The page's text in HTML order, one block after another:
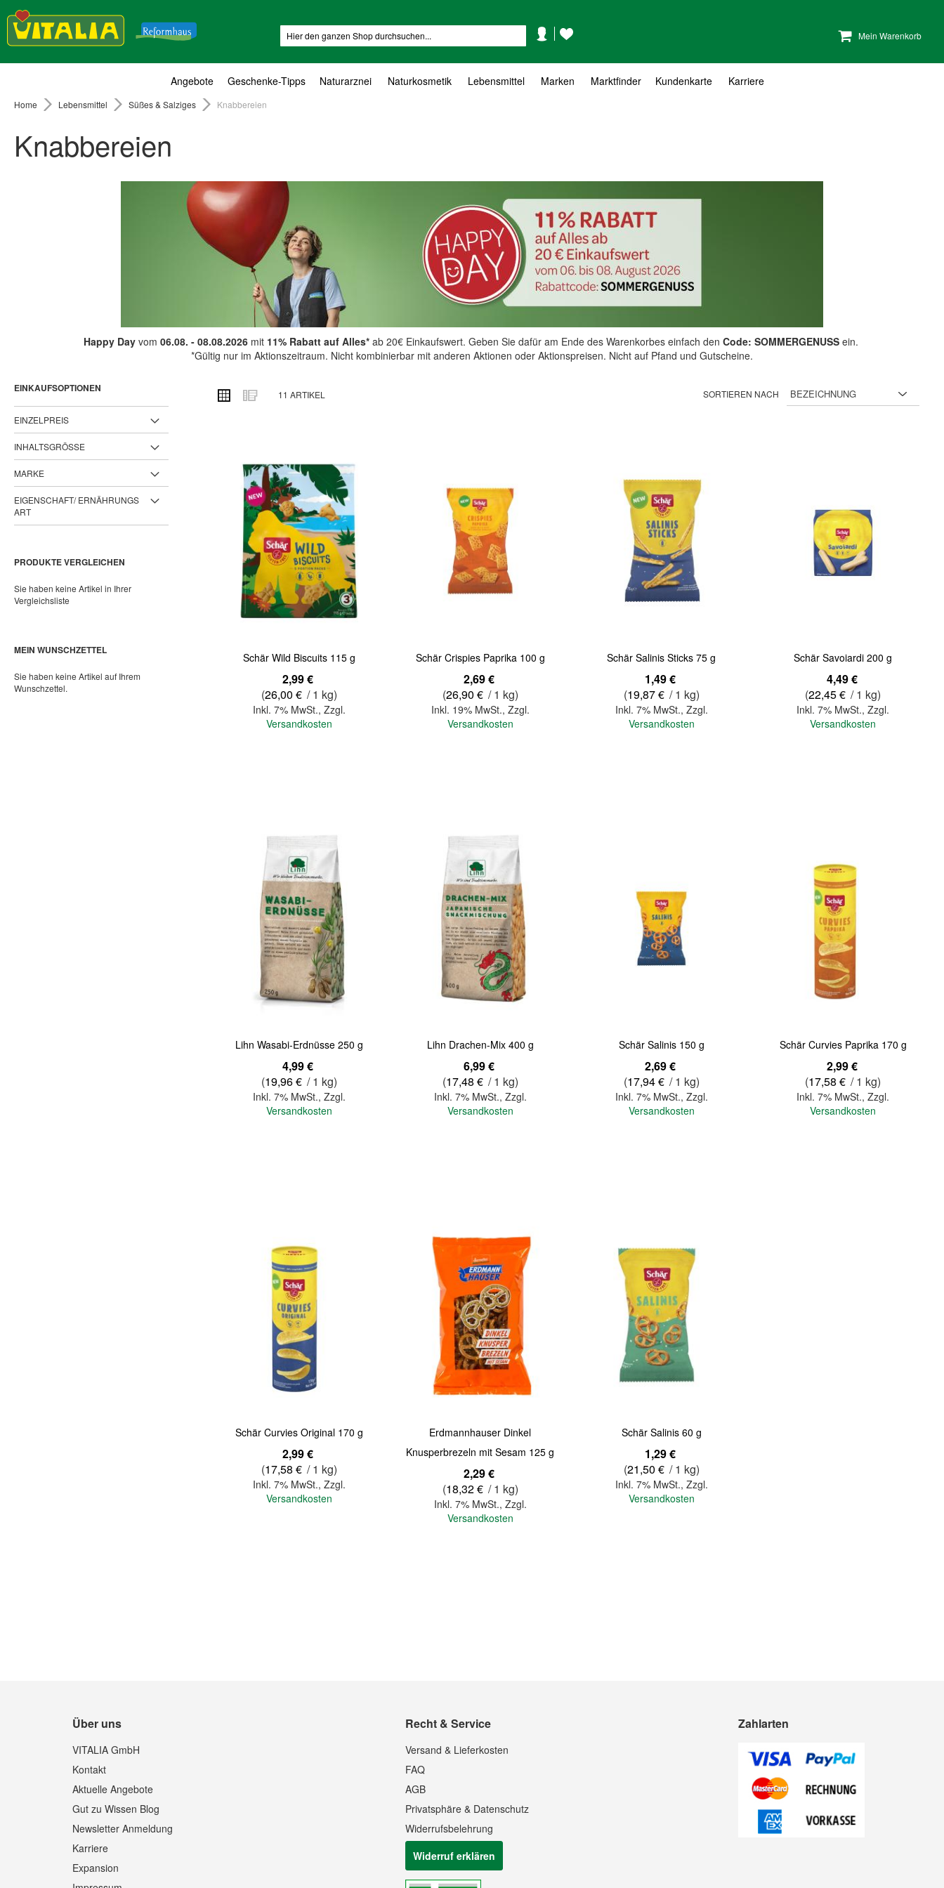
Mein Warenkorb
KontoWunschzettel
Angebote Geschenke-Tipps Naturarznei Naturkosmetik Lebensmittel Marken Marktfinder Kundenkarte Karriere
Home Lebensmittel Süßes & Salziges Knabbereien
Knabbereien
Happy Dayvom 06.08. - 08.08.2026mit 11% Rabatt auf Alles*ab 20€ Einkaufswert. Geben Sie dafür am Ende des Warenkorbes einfach den Code: SOMMERGENUSSein.
*Gültig nur im Aktionszeitraum. Nicht kombinierbar mit anderen Aktionen oder Aktionspreisen. Nicht auf Pfand und Gutscheine.
ANSICHT
ALS
Raster Liste
11 ARTIKEL SORTIEREN NACH
Schär Wild Biscuits 115 g
2,99 €
(26,00 € / 1 kg)
Inkl. 7% MwSt., Zzgl.
Versandkosten
Quickview
Schär Crispies Paprika 100 g
2,69 €
(26,90 € / 1 kg)
Inkl. 19% MwSt., Zzgl.
Versandkosten
Quickview
Schär Salinis Sticks 75 g
1,49 €
(19,87 € / 1 kg)
Inkl. 7% MwSt., Zzgl.
Versandkosten
Schär Savoiardi 200 g
4,49 €
(22,45 € / 1 kg)
Inkl. 7% MwSt.,Zzgl.
Versandkosten
Lihn Wasabi-Erdnüsse 250 g
4,99 €
(19,96 € / 1 kg)
Inkl. 7% MwSt., Zzgl.
Versandkosten
Lihn Drachen-Mix 400 g
6,99 €
(17,48 € / 1 kg)
Inkl. 7% MwSt., Zzgl.
Versandkosten
Quickview
Schär Salinis 150 g
2,69 €
(17,94 € / 1 kg)
Inkl. 7% MwSt., Zzgl.
Versandkosten
Quickview
Schär Curvies Paprika 170 g
2,99 €
(17,58 € / 1 kg)
Inkl. 7% MwSt.,Zzgl.
Versandkosten
Schär Curvies Original 170 g
2,99 €
(17,58 € / 1 kg)
Inkl. 7% MwSt., Zzgl.
Versandkosten
Erdmannhauser Dinkel
Knusperbrezeln mit Sesam 125 g
2,29 €
(18,32 € / 1 kg)
Inkl. 7% MwSt., Zzgl.
Versandkosten
Quickview
Schär Salinis 60 g
1,29 €
(21,50 € / 1 kg)
Inkl. 7% MwSt., Zzgl.
Versandkosten
EINKAUFSOPTIONEN
EINZELPREIS
INHALTSGRÖSSE
MARKE
EIGENSCHAFT/ ERNÄHRUNGS
ART
PRODUKTE VERGLEICHEN
Sie haben keine Artikel in Ihrer
Vergleichsliste
MEIN WUNSCHZETTEL
Sie haben keine Artikel auf Ihrem
Wunschzettel.
Über uns
VITALIA GmbH
Kontakt
Aktuelle Angebote
Gut zu Wissen Blog
Newsletter Anmeldung
Karriere
Expansion
Recht & Service
Versand & Lieferkosten
FAQ
AGB
Privatsphäre & Datenschutz
Widerrufsbelehrung
Widerruf erklären
Zahlarten